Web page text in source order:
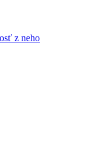
z neho